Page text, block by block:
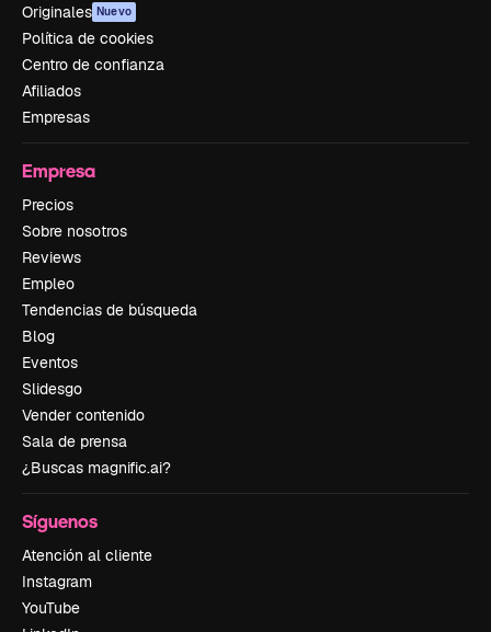
Originales Nuevo
Política de cookies
Centro de confianza
Afiliados
Empresas
Empresa
Precios
Sobre nosotros
Reviews
Empleo
Tendencias de búsqueda
Blog
Eventos
Slidesgo
Vender contenido
Sala de prensa
¿Buscas magnific.ai?
Síguenos
Atención al cliente
Instagram
YouTube